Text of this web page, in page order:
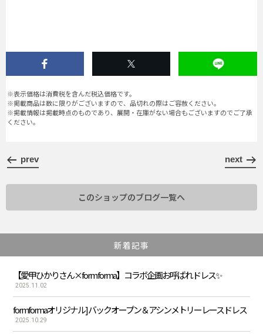
※表示価格は消費税を含んだ税込価格です。
※掲載商品は数に限りがございますので、品切れの際はご容赦ください。
※掲載情報は掲載時点のものであり、展開・在庫がない場合もございますのでご了承
ください。
prev next
このショップのブログ一覧へ
新着記事
【愛甲ひかりさん×form forma】コラボ企画お呼ばれドレス✨
2025.11.02
formformaオリジナル] バックオープン＆アシンメトリーレースドレス
2025.10.29